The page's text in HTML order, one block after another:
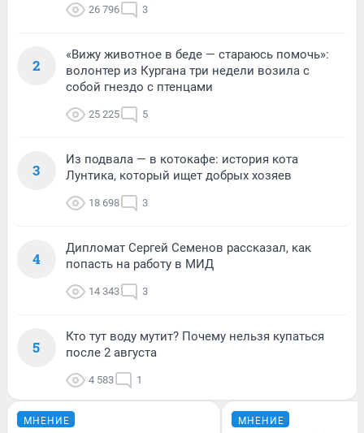
26 796 3
2
«Вижу животное в беде — стараюсь помочь»:
волонтер из Кургана три недели возила с
собой гнездо с птенцами
25 225 5
3
Из подвала — в котокафе: история кота
Лунтика, который ищет добрых хозяев
18 698 3
4
Дипломат Сергей Семенов рассказал, как
попасть на работу в МИД
14 343 3
5
Кто тут воду мутит? Почему нельзя купаться
после 2 августа
4 583 1
МНЕНИЕ МНЕНИЕ